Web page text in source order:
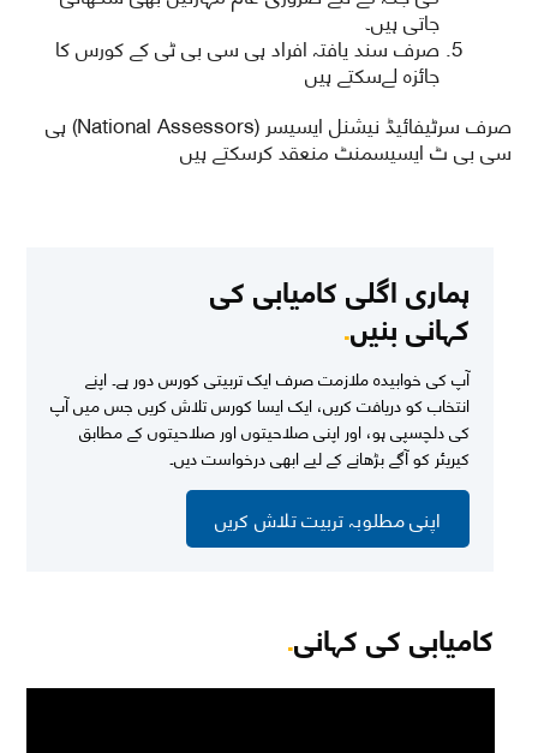
جاتی ہیں۔
صرف سند یافتہ افراد ہی سی بی ٹی کے کورس کا
جائزہ لےسکتے ہیں
صرف سرٹیفائیڈ نیشنل ایسیسر (National Assessors) ہی
سی بی ٹ ایسیسمنٹ منعقد کرسکتے ہیں
کامیابی کی کہانی.
ہماری اگلی کامیابی کی
کہانی بنیں.
آپ کی خوابیدہ ملازمت صرف ایک تربیتی کورس دور ہے۔ اپنے
انتخاب کو دریافت کریں، ایک ایسا کورس تلاش کریں جس میں آپ
کی دلچسپی ہو، اور اپنی صلاحیتوں اور صلاحیتوں کے مطابق
کیریئر کو آگے بڑھانے کے لیے ابھی درخواست دیں۔
اپنی مطلوبہ تربیت تلاش کریں